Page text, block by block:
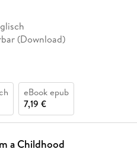
(Download)
eBook epub
7,19 €
a Childhood